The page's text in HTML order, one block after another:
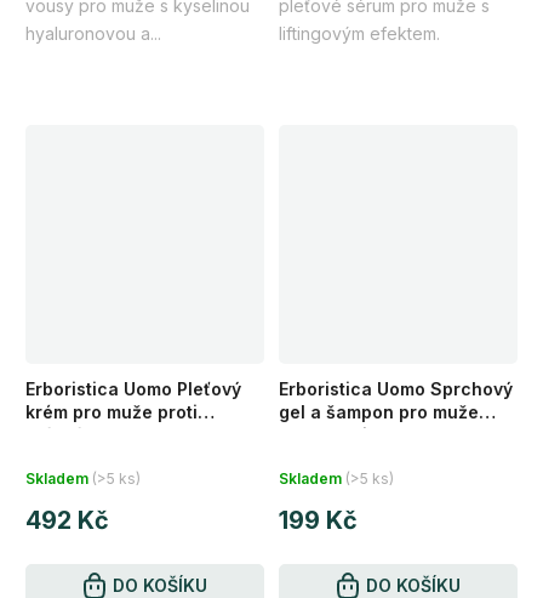
hvězdiček.
vousy pro muže s kyselinou
hyaluronovou a...
hvězdiček.
pleťové sérum pro muže s
liftingovým efektem.
Erboristica Uomo Pleťový
krém pro muže proti
vráskám 50 ml
hodnocení
produktu
Skladem (>5 ks)
492 Kč
DO KOŠÍKU
Erboristica Uomo Sprchový
gel a šampon pro muže
povzbuzující 200 ml
hodnocení
produktu
Skladem (>5 ks)
199 Kč
DO KOŠÍKU